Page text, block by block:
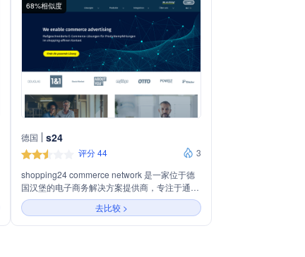
68%相似度
德国 s24
评分 44
3
shopping24 commerce network 是一家位于德
国汉堡的电子商务解决方案提供商，专注于通过
智能技术连接60百万产品、150个发布商和数百
万用户，以增加电商广告收入。公司提供定制化
的电商解决方案，涵盖生活、时尚、家居和科技
去比较 >